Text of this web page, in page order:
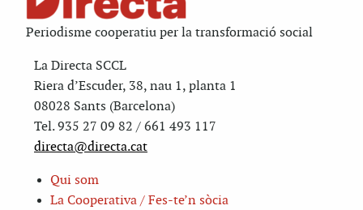
Periodisme cooperatiu per la transformació social
La Directa SCCL
Riera d’Escuder, 38, nau 1, planta 1
08028 Sants (Barcelona)
Tel. 935 27 09 82 / 661 493 117
directa@directa.cat
Qui som
La Cooperativa / Fes-te’n sòcia